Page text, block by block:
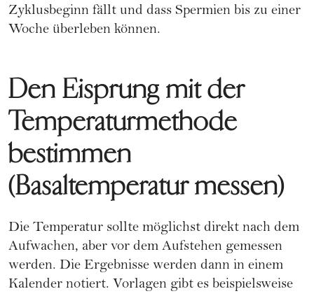
Zyklusbeginn fällt und dass Spermien bis zu einer
Woche überleben können.
Den Eisprung mit der
Temperaturmethode
bestimmen
(Basaltemperatur messen)
Die Temperatur sollte möglichst direkt nach dem
Aufwachen, aber vor dem Aufstehen gemessen
werden. Die Ergebnisse werden dann in einem
Kalender notiert. Vorlagen gibt es beispielsweise